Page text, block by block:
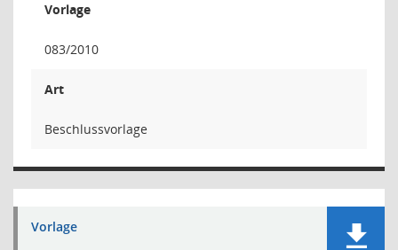
Vorlage
083/2010
Art
Beschlussvorlage
Vorlage